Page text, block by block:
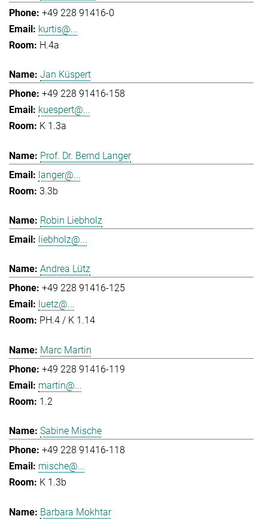
+49 228 91416-0
kurtis@...
H.4a
Jan Küspert
+49 228 91416-158
kuespert@...
K 1.3a
Prof. Dr. Bernd Langer
langer@...
3.3b
Robin Liebholz
liebholz@...
Andrea Lütz
+49 228 91416-125
luetz@...
PH.4 / K 1.14
Marc Martin
+49 228 91416-119
martin@...
1.2
Sabine Mische
+49 228 91416-118
mische@...
K 1.3b
Barbara Mokhtar